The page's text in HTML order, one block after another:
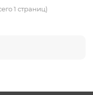
1 страниц)